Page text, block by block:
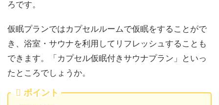
ろです。
仮眠プランではカプセルルームで仮眠をすることがで
き、浴室・サウナを利用してリフレッシュすることも
できます。「カプセル仮眠付きサウナプラン」といっ
たところでしょうか。
ポイント